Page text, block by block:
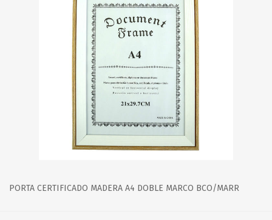
PORTA CERTIFICADO MADERA A4 DOBLE MARCO BCO/MARR